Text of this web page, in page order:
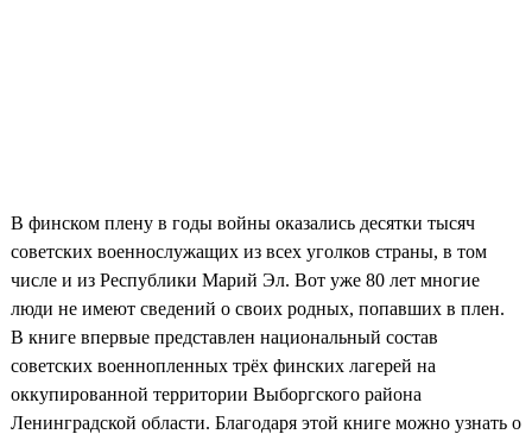
В финском плену в годы войны оказались десятки тысяч
советских военнослужащих из всех уголков страны, в том
числе и из Республики Марий Эл. Вот уже 80 лет многие
люди не имеют сведений о своих родных, попавших в плен.
В книге впервые представлен национальный состав
советских военнопленных трёх финских лагерей на
оккупированной территории Выборгского района
Ленинградской области. Благодаря этой книге можно узнать о